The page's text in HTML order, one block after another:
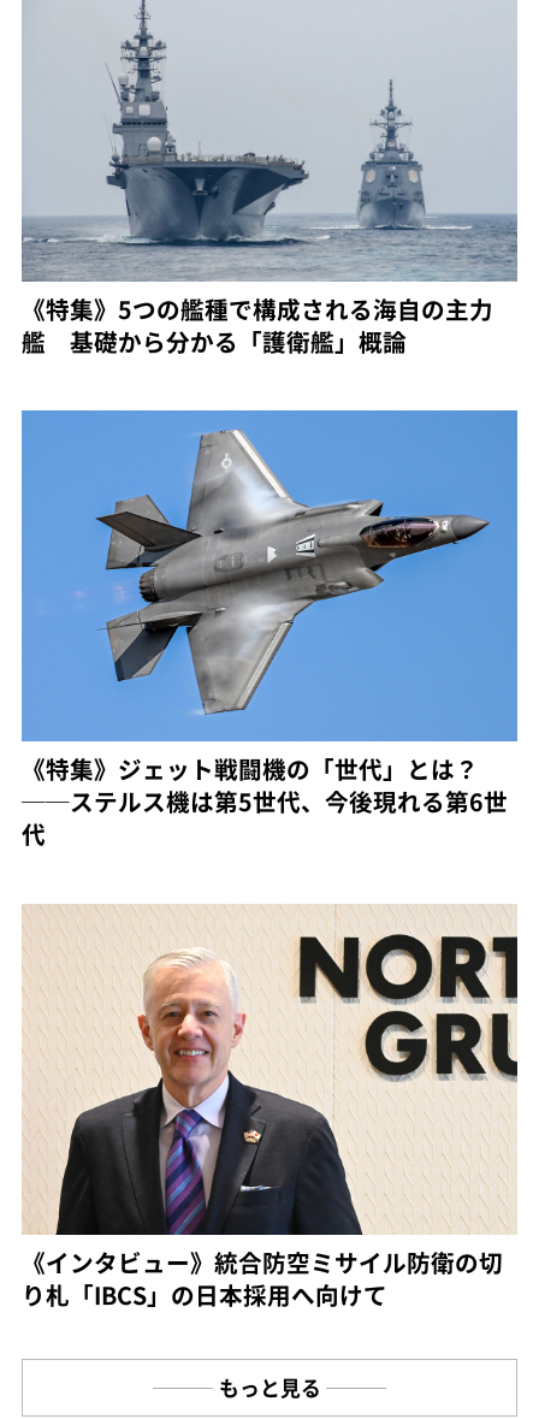
《特集》5つの艦種で構成される海自の主力
艦 基礎から分かる「護衛艦」概論
《特集》ジェット戦闘機の「世代」とは？
──ステルス機は第5世代、今後現れる第6世
代
《インタビュー》統合防空ミサイル防衛の切
り札「IBCS」の日本採用へ向けて
もっと見る